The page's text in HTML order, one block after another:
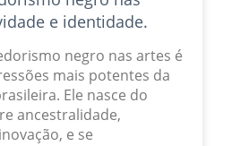
e identidade.
negro nas artes é
mais potentes da
Ele nasce do
ancestralidade,
e se